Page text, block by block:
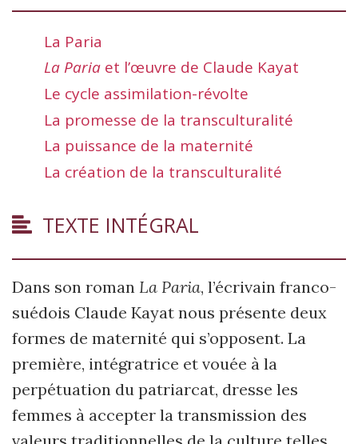
La Paria
La Paria et l’œuvre de Claude Kayat
Le cycle assimilation-révolte
La promesse de la transculturalité
La puissance de la maternité
La création de la transculturalité
TEXTE INTÉGRAL
Dans son roman La Paria, l’écrivain franco-
suédois Claude Kayat nous présente deux
formes de maternité qui s’opposent. La
première, intégratrice et vouée à la
perpétuation du patriarcat, dresse les
femmes à accepter la transmission des